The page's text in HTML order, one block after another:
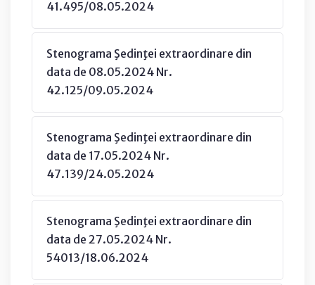
41.495/08.05.2024
Stenograma Şedinţei extraordinare din
data de 08.05.2024 Nr.
42.125/09.05.2024
Stenograma Şedinţei extraordinare din
data de 17.05.2024 Nr.
47.139/24.05.2024
Stenograma Şedinţei extraordinare din
data de 27.05.2024 Nr.
54013/18.06.2024